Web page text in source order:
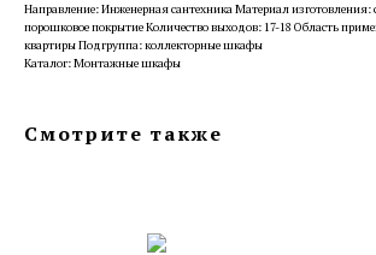
Направление: Инженерная сантехника Материал изготовления:
порошковое покрытие Количество выходов: 17-18 Область
квартиры Подгруппа: коллекторные шкафы
Каталог: Монтажные шкафы
Смотрите также